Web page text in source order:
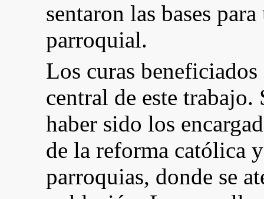
sentaron las bases
parroquial.
Los curas
central de este
haber sido los
de la reforma católica
parroquias, donde se